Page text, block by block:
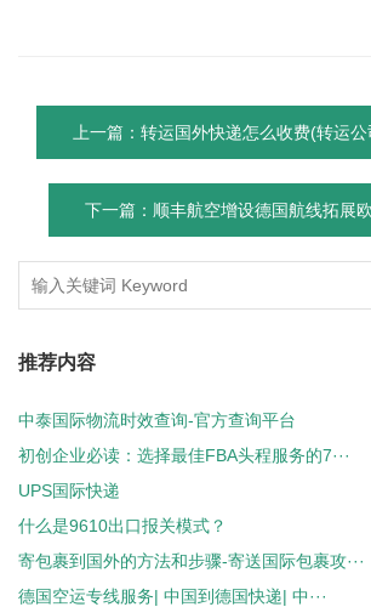
上一篇：转运国外快递怎么收费(转运
下一篇：顺丰航空增设德国航线拓展
推荐内容
中泰国际物流时效查询-官方查询平台
初创企业必读：选择最佳FBA头程服务的7···
UPS国际快递
什么是9610出口报关模式？
寄包裹到国外的方法和步骤-寄送国际包裹攻···
德国空运专线服务| 中国到德国快递| 中···